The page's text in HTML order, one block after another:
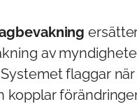
av
flaggar
kopplar